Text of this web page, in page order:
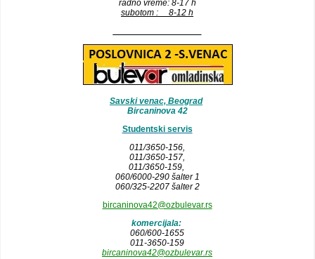
radno vreme: 8-17 h
subotom : 8-12 h
Savski venac, Beograd
Bircaninova 42
Studentski servis
011/3650-156,
011/3650-157,
011/3650-159,
060/6000-290 šalter 1
060/325-2207 šalter 2
bircaninova42@ozbulevar.rs
komercijala:
060/600-1655
011-3650-159
bircaninova42@ozbulevar.rs